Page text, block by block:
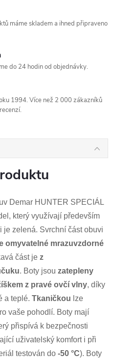
máme skladem a ihned připraveno
do 24 hodin od objednávky.
1994. Více než 2 000 zákazníků
Demar HUNTER SPECIÁL
který využívají především
je zelená. Svrchní část obuvi
omyvatelné mrazuvzdorné
část je z
. Boty jsou zatepleny
z pravé ovčí vlny, díky
a teplé. Tkaničkou lze
vaše pohodlí. Boty mají
přispívá k bezpečnosti
uživatelský komfort i při
testován do -50 °C). Boty